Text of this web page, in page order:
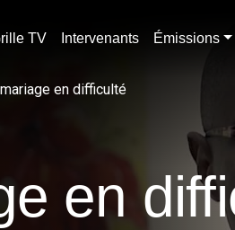
TV Intervenants Émissions
en difficulté
en